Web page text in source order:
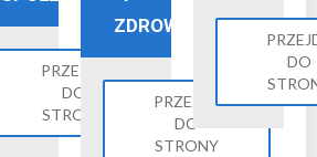
PRZEJDŹ
DO
STRONY
ZDROWIE
PRZEJDŹ
DO
STRONY
DO